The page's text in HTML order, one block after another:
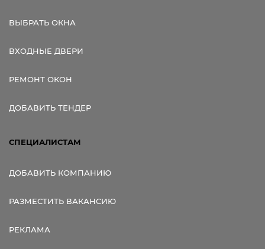
ВЫБРАТЬ ОКНА
ВХОДНЫЕ ДВЕРИ
РЕМОНТ ОКОН
ДОБАВИТЬ ТЕНДЕР
СПЕЦИАЛИСТАМ
ДОБАВИТЬ КОМПАНИЮ
РАЗМЕСТИТЬ ВАКАНСИЮ
РЕКЛАМА